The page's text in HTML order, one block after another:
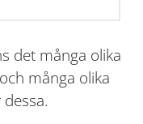
det många olika
många olika